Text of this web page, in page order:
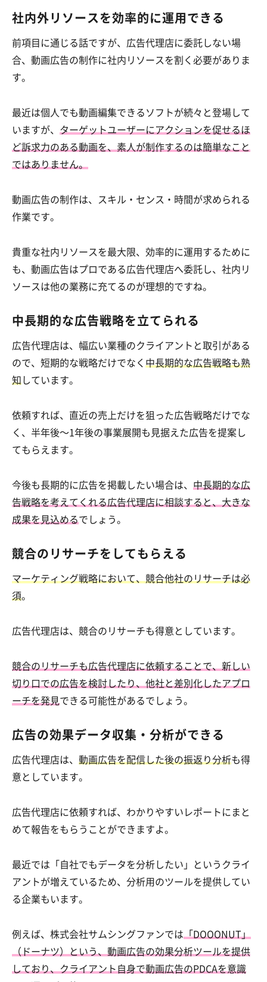
社内外リソースを効率的に運用できる
前項目に通じる話ですが、広告代理店に委託しない場
合、動画広告の制作に社内リソースを割く必要がありま
す。
最近は個人でも動画編集できるソフトが続々と登場して
いますが、 ターゲットユーザーにアクションを促せるほ
ど訴求力のある動画を、素人が制作するのは簡単なこと
ではありません。
動画広告の制作は、スキル・センス・時間が求められる
作業です。
貴重な社内リソースを最大限、効率的に運用するために
も、動画広告はプロである広告代理店へ委託し、社内リ
ソースは他の業務に充てるのが理想的ですね。
中長期的な広告戦略を立てられる
広告代理店は、幅広い業種のクライアントと取引がある
ので、短期的な戦略だけでなく 中長期的な広告戦略も熟
知 しています。
依頼すれば、直近の売上だけを狙った広告戦略だけでな
く、半年後〜1年後の事業展開も見据えた広告を提案し
てもらえます。
今後も長期的に広告を掲載したい場合は、 中長期的な広
告戦略を考えてくれる広告代理店に相談すると、大きな
成果を見込めるでしょう。
競合のリサーチをしてもらえる
マーケティング戦略において、競合他社のリサーチは必
須。
広告代理店は、競合のリサーチも得意としています。
競合のリサーチも広告代理店に依頼することで、新しい
切り口での広告を検討したり、他社と差別化したアプロ
ーチを発見 できる可能性があるでしょう。
広告の効果データ収集・分析ができる
広告代理店は、 動画広告を配信した後の振返り分析も得
意としています。
広告代理店に依頼すれば、わかりやすいレポートにまと
めて報告をもらうことができますよ。
最近では「自社でもデータを分析したい」というクライ
アントが増えているため、分析用のツールを提供してい
る企業もいます。
例えば、株式会社サムシングファンでは 「DOOONUT」
（ドーナツ）という、動画広告の効果分析ツールを提供
しており、クライアント自身で動画広告のPDCAを意識